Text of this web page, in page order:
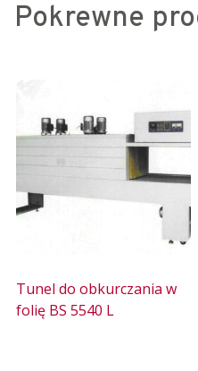
Pokrewne
Tunel do obkurczania w
folię BS 5540 L